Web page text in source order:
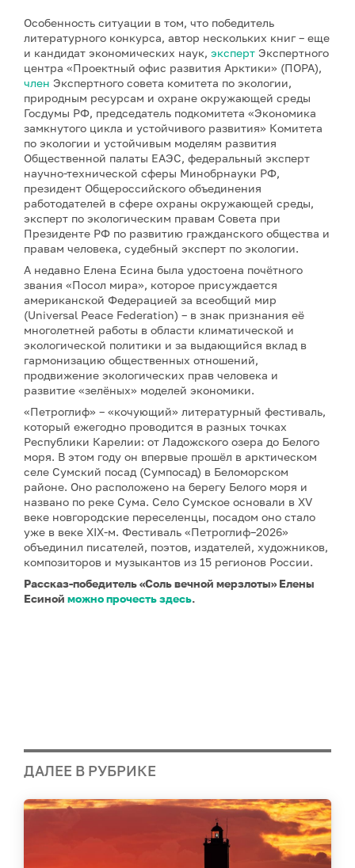
Особенность ситуации в том, что победитель
литературного конкурса, автор нескольких книг – еще
и кандидат экономических наук, эксперт Экспертного
центра «Проектный офис развития Арктики» (ПОРА),
член Экспертного совета комитета по экологии,
природным ресурсам и охране окружающей среды
Госдумы РФ, председатель подкомитета «Экономика
замкнутого цикла и устойчивого развития» Комитета
по экологии и устойчивым моделям развития
Общественной палаты ЕАЭС, федеральный эксперт
научно-технической сферы Минобрнауки РФ,
президент Общероссийского объединения
работодателей в сфере охраны окружающей среды,
эксперт по экологическим правам Совета при
Президенте РФ по развитию гражданского общества и
правам человека, судебный эксперт по экологии.
А недавно Елена Есина была удостоена почётного
звания «Посол мира», которое присуждается
американской Федерацией за всеобщий мир
(Universal Peace Federation) – в знак признания её
многолетней работы в области климатической и
экологической политики и за выдающийся вклад в
гармонизацию общественных отношений,
продвижение экологических прав человека и
развитие «зелёных» моделей экономики.
«Петроглиф» – «кочующий» литературный фестиваль,
который ежегодно проводится в разных точках
Республики Карелии: от Ладожского озера до Белого
моря. В этом году он впервые прошёл в арктическом
селе Сумский посад (Сумпосад) в Беломорском
районе. Оно расположено на берегу Белого моря и
названо по реке Сума. Село Сумское основали в XV
веке новгородские переселенцы, посадом оно стало
уже в веке XIX-м. Фестиваль «Петроглиф–2026»
объединил писателей, поэтов, издателей, художников,
композиторов и музыкантов из 15 регионов России.
Рассказ-победитель «Соль вечной мерзлоты» Елены
Есиной можно прочесть здесь.
ДАЛЕЕ В РУБРИКЕ